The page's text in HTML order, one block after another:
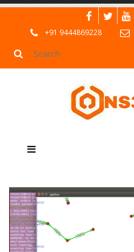
+91 9444869228